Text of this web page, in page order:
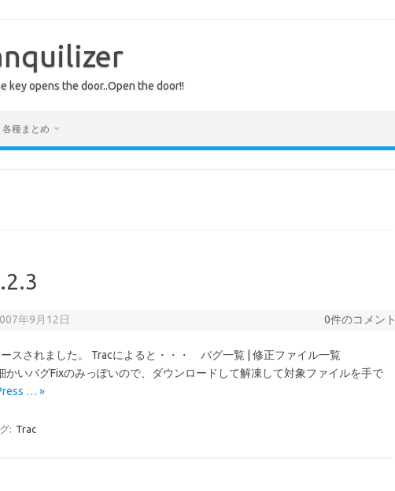
key opens the door..Open the door!!
各種まとめ
年9月12日 0件のコメント
スされました。 Tracによると・・・ バグ一覧 | 修正ファイル一覧
かいバグFixのみっぽいので、ダウンロードして解凍して対象ファイルを手で
… »
: Trac